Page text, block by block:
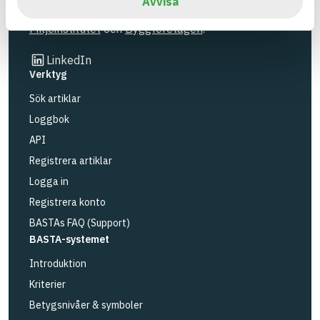
MiljöinstitutetochByggföretagen.
LinkedIn
Länk till annan webbplats
Verktyg
Sök artiklar
Loggbok
API
Registrera artiklar
Logga in
Registrera konto
BASTAs FAQ (Support)
BASTA-systemet
Introduktion
Kriterier
Betygsnivåer & symboler